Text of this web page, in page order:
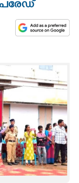
പരേഡ്